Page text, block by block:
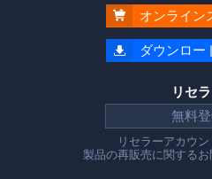
 オンライン
 ダウンロー
リセ
無料
リセラーアカウン
製品の再販売に関する